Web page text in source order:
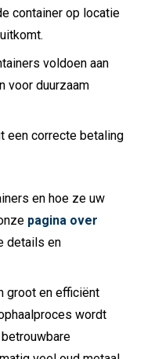
container op locatie
voldoen aan
voor duurzaam
een correcte betaling
en hoe ze uw
pagina over
details en
groot en efficiënt
wordt